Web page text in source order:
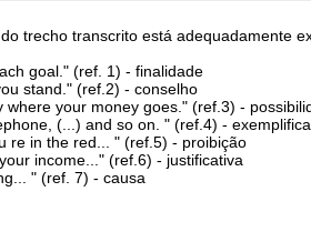
trecho transcrito está adequadamente
goal." (ref. 1) - finalidade
stand." (ref.2) - conselho
where your money goes." (ref.3) -
(...) and so on. " (ref.4) -
re in the red... " (ref.5) - proibição
income..." (ref.6) - justificativa
" (ref. 7) - causa